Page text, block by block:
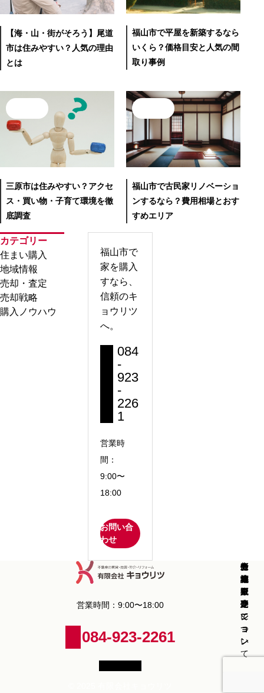
【海・山・街がそろう】尾道
市は住みやすい？人気の理由
とは
福山市で平屋を新築するなら
いくら？価格目安と人気の間
取り事例
三原市は住みやすい？アクセ
ス・買い物・子育て環境を徹
底調査
福山市で古民家リノベーショ
ンするなら？費用相場とおす
すめエリア
カテゴリー
住まい購入
地域情報
売却・査定
売却戦略
購入ノウハウ
福山市で
家を購入
すなら、
信頼のキ
ョウリツ
へ。
084
-
923
-
226
1
営業時
間：
9:00〜
18:00
お問い合
わせ
営業時間：9:00〜18:00
084-923-2261
新
築
戸
建
て
中
古
戸
建
て
新
築
マ
ン
シ
ョ
ン
中
古
マ
ン
シ
ョ
ン
分
譲
マ
ン
シ
ョ
ン
土
地
販
売
売
却
査
定
に
つ
い
て
コ
ラ
ム
お
知
ら
せ
会
社
概
要